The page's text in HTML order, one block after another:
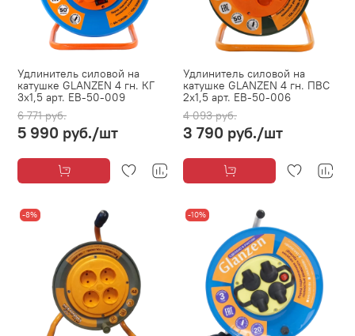
Удлинитель силовой на
катушке GLANZEN 4 гн. КГ
3х1,5 арт. EB-50-009
6 771 руб.
5 990 руб./шт
Удлинитель силовой на
катушке GLANZEN 4 гн. ПВС
2х1,5 арт. EB-50-006
4 093 руб.
3 790 руб./шт
-8% -10%